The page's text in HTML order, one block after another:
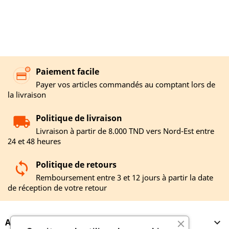
Paiement facile
Payer vos articles commandés au comptant lors de
la livraison
Politique de livraison
Livraison à partir de 8.000 TND vers Nord-Est entre
24 et 48 heures
Politique de retours
Remboursement entre 3 et 12 jours à partir la date
de réception de votre retour
A PROPOS 